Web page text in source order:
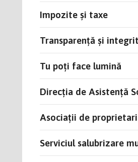
Impozite și taxe
Transparență și
Tu poți face lumină
Direcția de Asistență
Asociații de proprietari
Serviciul salubrizare